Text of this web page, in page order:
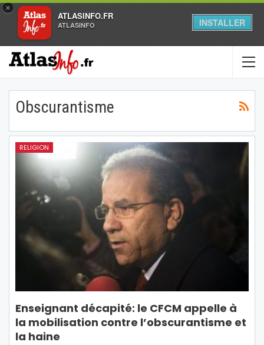
×
ATLASINFO.FR
ATLASINFO INSTALLER
Obscurantisme
RELIGION
Enseignant décapité: le CFCM appelle à
la mobilisation contre l’obscurantisme et
la haine